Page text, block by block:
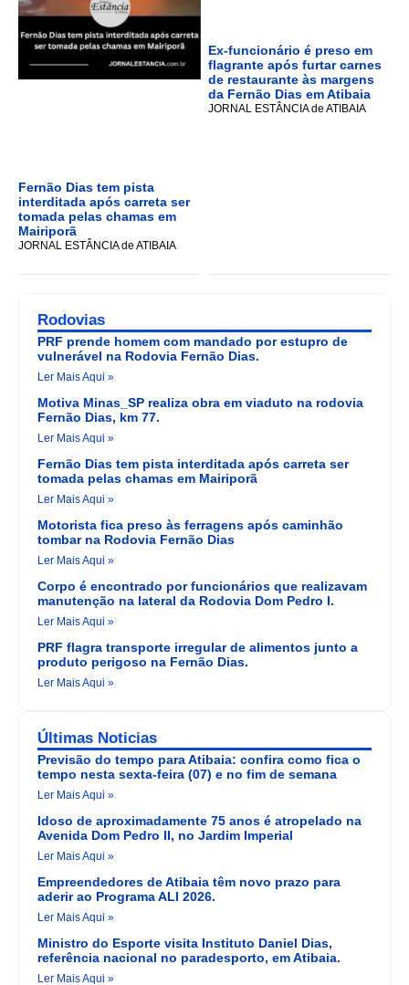
Fernão Dias tem pista
interditada após carreta ser
tomada pelas chamas em
Mairiporã
JORNAL ESTÂNCIA de ATIBAIA
Ex-funcionário é preso em
flagrante após furtar carnes
de restaurante às margens
da Fernão Dias em Atibaia
JORNAL ESTÂNCIA de ATIBAIA
Rodovias
PRF prende homem com mandado por estupro de
vulnerável na Rodovia Fernão Dias.
Ler Mais Aqui »
Motiva Minas_SP realiza obra em viaduto na rodovia
Fernão Dias, km 77.
Ler Mais Aqui »
Fernão Dias tem pista interditada após carreta ser
tomada pelas chamas em Mairiporã
Ler Mais Aqui »
Motorista fica preso às ferragens após caminhão
tombar na Rodovia Fernão Dias
Ler Mais Aqui »
Corpo é encontrado por funcionários que realizavam
manutenção na lateral da Rodovia Dom Pedro I.
Ler Mais Aqui »
PRF flagra transporte irregular de alimentos junto a
produto perigoso na Fernão Dias.
Ler Mais Aqui »
Últimas Noticias
Previsão do tempo para Atibaia: confira como fica o
tempo nesta sexta-feira (07) e no fim de semana
Ler Mais Aqui »
Idoso de aproximadamente 75 anos é atropelado na
Avenida Dom Pedro II, no Jardim Imperial
Ler Mais Aqui »
Empreendedores de Atibaia têm novo prazo para
aderir ao Programa ALI 2026.
Ler Mais Aqui »
Ministro do Esporte visita Instituto Daniel Dias,
referência nacional no paradesporto, em Atibaia.
Ler Mais Aqui »